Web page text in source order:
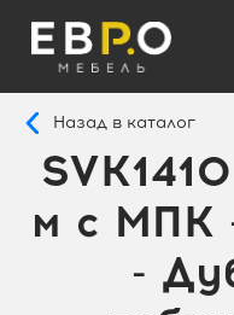
Назад в каталог
м с МПК
-